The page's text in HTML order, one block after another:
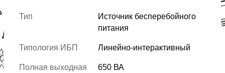
Тип
Источник бесперебойного
питания
Типология ИБП Линейно-интерактивный
Полная выходная
650 ВА